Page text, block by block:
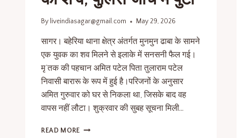
By liveindiasagar@gmail.com May 29, 2026
सागर। बहेरिया थाना क्षेत्र अंतर्गत मुनमुन ढाबा के सामने
एक युवक का शव मिलने से इलाके में सनसनी फैल गई।
मृ’तक की पहचान अमित पटेल पिता तुलाराम पटेल
निवासी बारारू के रूप में हुई है।परिजनों के अनुसार
अमित गुरुवार को घर से निकला था, जिसके बाद वह
वापस नहीं लौटा। शुक्रवार की सुबह सूचना मिली…
READ MORE